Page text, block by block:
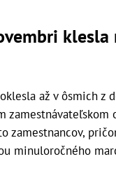
klesla
až v ôsmich z
zamestnávateľskom
zamestnancov,
minuloročného